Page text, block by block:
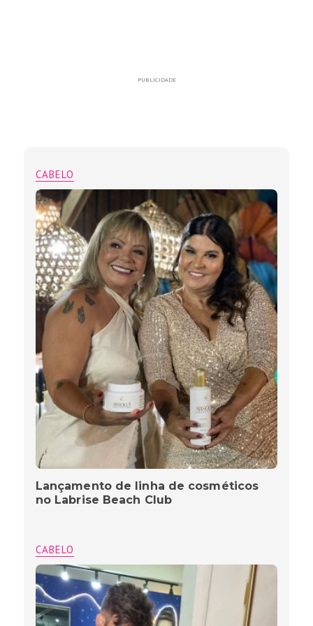
PUBLICIDADE
CABELO
Lançamento de linha de cosméticos
no Labrise Beach Club
CABELO